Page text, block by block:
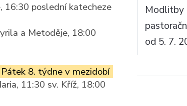
poslední katecheze
a Metoděje, 18:00
Pátek 8. týdne v mezidobí
11:30 sv. Kříž, 18:00
Modlitby
od 5. 7.